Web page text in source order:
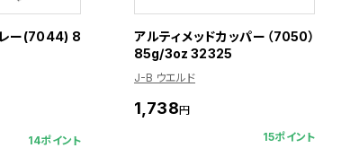
レー(7044) 8
14ポイント
アルティメッドカッパー（7050）
85g/3oz 32325
J-B ウエルド
1,738円
15ポイント